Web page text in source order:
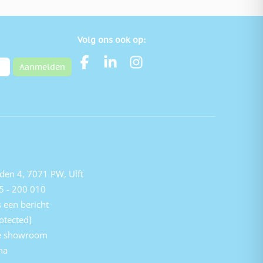
Aanmelden
Volg ons ook op:
4, 7071 PW, Ulft
- 200 010
een bericht
showroom